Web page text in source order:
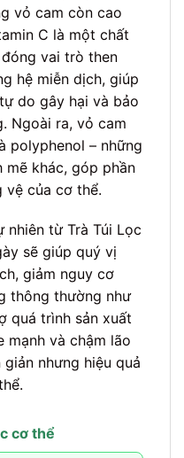
vỏ cam còn cao
C là một chất
vai trò then
hệ miễn dịch, giúp
do gây hại và bảo
Ngoài ra, vỏ cam
polyphenol – những
mẽ khác, góp phần
vệ của cơ thể.
nhiên từ Trà Túi Lọc
sẽ giúp quý vị
giảm nguy cơ
thông thường như
quá trình sản xuất
mạnh và chậm lão
nhưng hiệu quả
cơ thể